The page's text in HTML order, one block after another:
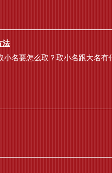
法
小名要怎么取？取小名跟大名